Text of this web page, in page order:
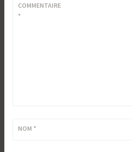
COMMENTAIRE
*
NOM *